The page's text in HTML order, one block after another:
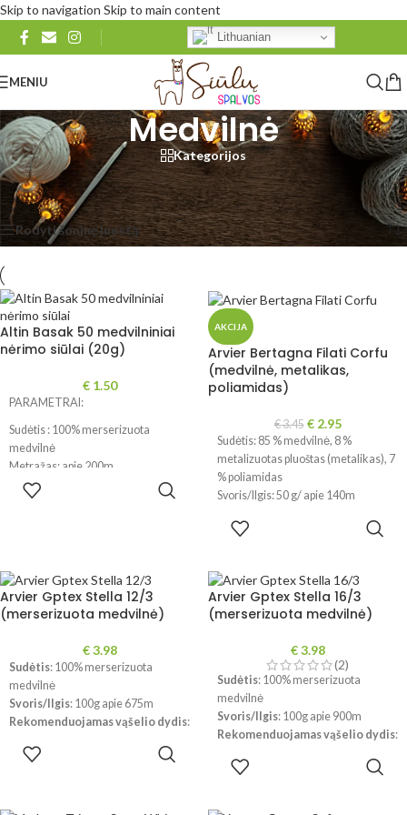
Skip to navigation Skip to main content
Lithuanian
MENIU
Medvilnė
Kategorijos
Pradžia/Siūlai mezgimui/Pagal pluoštą
Medvilnė
Rodomi visi rezultatai: 41
Rodyti šoninę juostą Rodyti 48 96
Altin Basak 50 medvilniniai
nėrimo siūlai (20g)
€1.50
PARAMETRAI:
Sudėtis : 100% merserizuota
medvilnė
Metražas: apie 200m
Rekomenduojamas vąšelio dydis: 1-
1.5mm
AKCIJA
Arvier Bertagna Filati Corfu
(medvilnė, metalikas,
poliamidas)
€3.45 €2.95
Sudėtis: 85 % medvilnė, 8 %
metalizuotas pluoštas (metalikas), 7
% poliamidas
Svoris/Ilgis: 50 g/ apie 140m
mm
Kilmės šalis: Italija
!!!Dėl skirtingų kompiuterių ir
telefonų ekranų parametrų
Arvier Gptex Stella 12/3
(merserizuota medvilnė)
€3.98
Sudėtis: 100% merserizuota
medvilnė
Svoris/Ilgis: 100g apie 675m
Rekomenduojamas vąšelio dydis:
Priežiūra
: skalbimas rankomis iki
Arvier Gptex Stella 16/3
(merserizuota medvilnė)
€3.98
(2)
Sudėtis: 100% merserizuota
medvilnė
Svoris/Ilgis: 100g apie 900m
Rekomenduojamas vąšelio dydis:
Priežiūra
: skalbimas rankomis iki
Gamintojas